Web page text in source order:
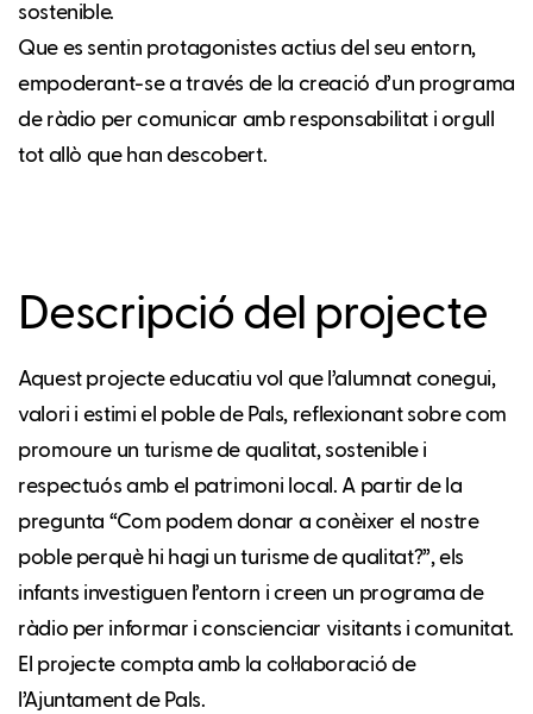
sostenible.
Que es sentin protagonistes actius del seu entorn,
empoderant-se a través de la creació d’un programa
de ràdio per comunicar amb responsabilitat i orgull
tot allò que han descobert.
Descripció del projecte
Aquest projecte educatiu vol que l’alumnat conegui,
valori i estimi el poble de Pals, reflexionant sobre com
promoure un turisme de qualitat, sostenible i
respectuós amb el patrimoni local. A partir de la
pregunta “Com podem donar a conèixer el nostre
poble perquè hi hagi un turisme de qualitat?”, els
infants investiguen l’entorn i creen un programa de
ràdio per informar i conscienciar visitants i comunitat.
El projecte compta amb la col·laboració de
l’Ajuntament de Pals.